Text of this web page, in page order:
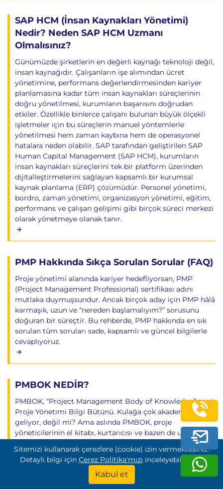
SAP HCM (İnsan Kaynakları Yönetimi)
Nedir? Neden SAP HCM Uzmanı
Olmalısınız?
Günümüzde şirketlerin en değerli kaynağı teknoloji değil,
insan kaynağıdır. Çalışanların işe alımından ücret
yönetimine, performans değerlendirmesinden kariyer
planlamasına kadar tüm insan kaynakları süreçlerinin
doğru yönetilmesi, kurumların başarısını doğrudan
etkiler. Özellikle binlerce çalışanı bulunan büyük ölçekli
işletmeler için bu süreçlerin manuel yöntemlerle
yönetilmesi hem zaman kaybına hem de operasyonel
hatalara neden olabilir. SAP tarafından geliştirilen SAP
Human Capital Management (SAP HCM), kurumların
insan kaynakları süreçlerini tek bir platform üzerinden
dijitalleştirmelerini sağlayan kapsamlı bir kurumsal
kaynak planlama (ERP) çözümüdür. Personel yönetimi,
bordro, zaman yönetimi, organizasyon yönetimi, eğitim,
performans ve çalışan gelişimi gibi birçok süreci merkezi
olarak yönetmeye olanak tanır.
PMP Hakkında Sıkça Sorulan Sorular (FAQ)
Proje yönetimi alanında kariyer hedefliyorsan, PMP
(Project Management Professional) sertifikası adını
mutlaka duymuşsundur. Ancak birçok aday için PMP hâlâ
karmaşık, uzun ve “nereden başlamalıyım?” sorusunu
doğuran bir süreçtir. Bu rehberde, PMP hakkında en sık
sorulan tüm soruları sade, kapsamlı ve güncel bilgilerle
cevaplıyoruz.
PMBOK NEDİR?
PMBOK, “Project Management Body of Knowledge” yani
Proje Yönetimi Bilgi Bütünü. Kulağa çok akademik
geliyor, değil mi? Ama aslında PMBOK, proje
yöneticilerinin el kitabı, kurtarıcısı ve bazen de uykusuz
SAP Fiori (Modern SAP Arayüzü) Nedir?
Sitemizi kullanarak çerezlere (cookie) izin vermektesiniz.
Detaylı bilgi için Çerez Politika'mızı inceleyebilirsiniz.
Kabul et